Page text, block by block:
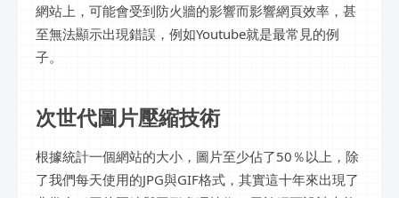
網站上，可能會受到防火牆的影響而影響網頁效率，甚
至無法顯示出現錯誤，例如Youtube就是最常見的例
子。
次世代圖片壓縮技術
根據統計一個網站的大小，圖片至少佔了50％以上，除
了我們每天使用的JPG與GIF格式，其實這十年來出現了